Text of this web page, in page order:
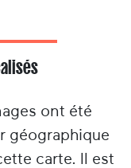
ont été
géographique
carte. Il est